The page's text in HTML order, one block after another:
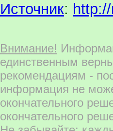
Источник:
Внимание!
единственным
рекомендациям -
информация не
окончательного
окончательного